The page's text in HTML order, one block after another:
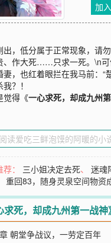
加
出，低分属于正常现象，请
、作大死……只求一死。\n可
妻，也红着眼拦在我马前：
？！
觉得《一心求死，却成九州
： 三小姐决定去死、迷魂
重回83，随身灵泉空间物资
求死，却成九州第一战
朝堂争战议，一劳定百年